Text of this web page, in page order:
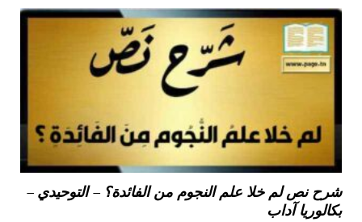
شرح نص لم خلا علم النجوم من الفائدة؟ – التوحيدي –
بكالوريا آداب